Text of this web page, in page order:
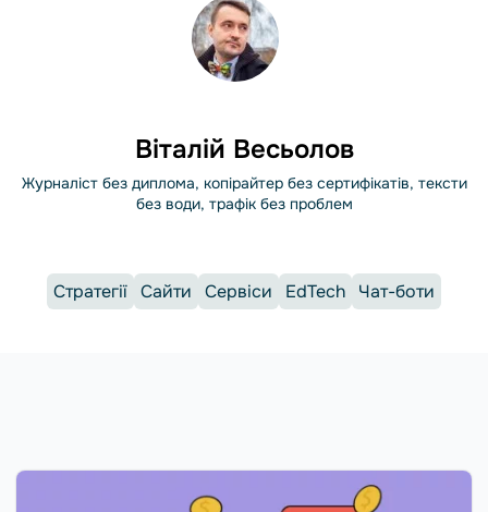
Віталій Весьолов
Журналіст без диплома, копірайтер без сертифікатів, тексти
без води, трафік без проблем
Стратегії Сайти Сервіси EdTech Чат-боти